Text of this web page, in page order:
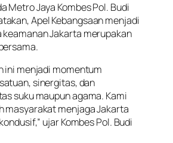
Metro Jaya Kombes Pol. Budi
Apel Kebangsaan menjadi
Jakarta merupakan
ini menjadi momentum
sinergitas, dan
suku maupun agama. Kami
masyarakat menjaga Jakarta
ujar Kombes Pol. Budi